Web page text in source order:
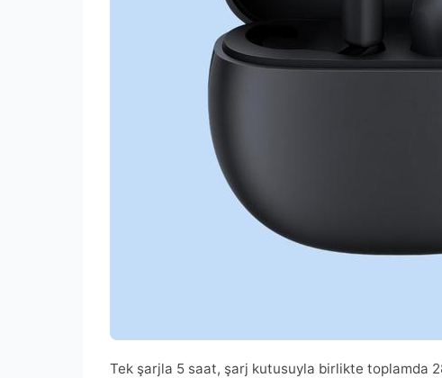
Tek şarjla 5 saat, şarj kutusuyla birlikte toplamda